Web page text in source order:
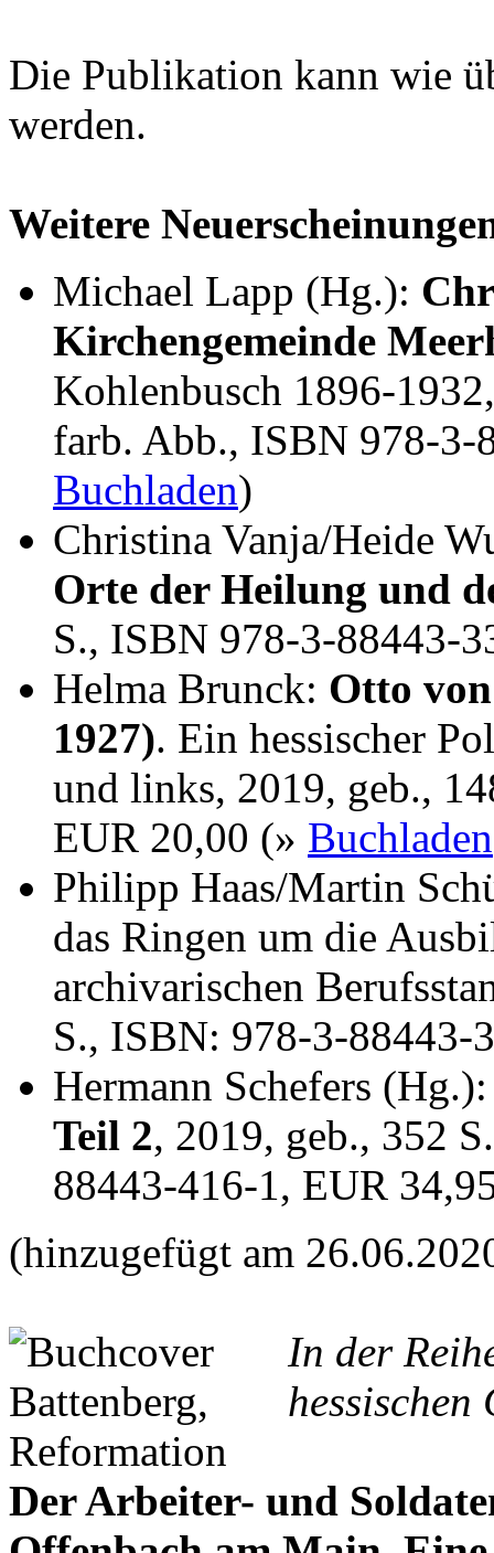
Die Publikation kann wie
werden.
Weitere
Michael Lapp (Hg.):
Kirchengemeinde
Kohlenbusch 1896-
farb. Abb., ISBN 978-3-
Buchladen)
Christina Vanja/Heide
Orte der Heilung und
S., ISBN 978-3-88443-
Helma Brunck: Otto
1927). Ein hessischer
und links, 2019, geb.,
EUR 20,00 (» Buchladen
Philipp Haas/Martin
das Ringen um die
archivarischen
S., ISBN: 978-3-
Hermann Schefers
Teil 2, 2019, geb., 352
88443-416-1, EUR
(hinzugefügt am
In der
hessischen
Der Arbeiter- und